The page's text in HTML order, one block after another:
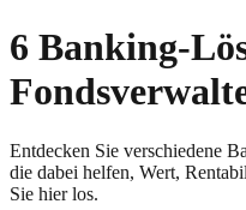
6 Banking-
Entdecken Sie verschiedene
die dabei helfen, Wert,
Sie hier los.